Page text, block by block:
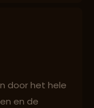
door het hele
en de